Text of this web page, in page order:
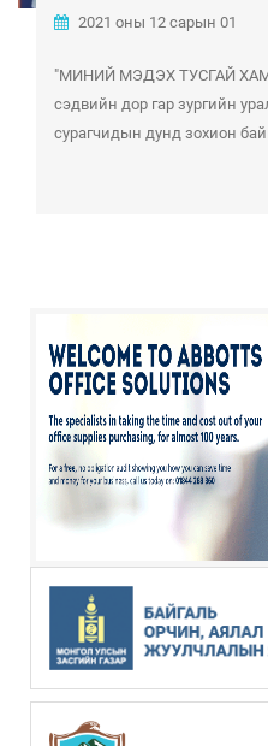
2021 оны 12 сарын 01
"МИНИЙ МЭДЭХ ТУСГАЙ
сэдвийн дор гар зургийн
сурагчидын дунд зохион